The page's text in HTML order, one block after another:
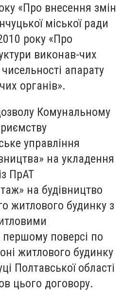
«Про внесення змін
міської ради
року «Про
виконав-чих
апарату
органів».
Комунальному
управління
на укладення
ПрАТ
на будівництво
житлового будинку з
поверсі по
житлового будинку
Полтавської області
цього договору.